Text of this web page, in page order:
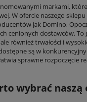
markami,
W ofercie naszego sklepu
jak Domino,
cenionych dostawców. To
również trwałości i
są w
sprawne rozpoczęcie
wybrać naszą